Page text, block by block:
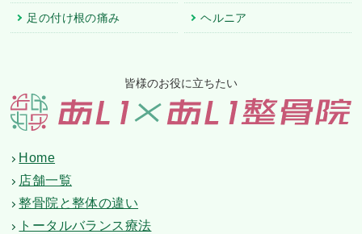
足の付け根の痛み ヘルニア
皆様のお役に立ちたい
Home
店舗一覧
整骨院と整体の違い
トータルバランス療法